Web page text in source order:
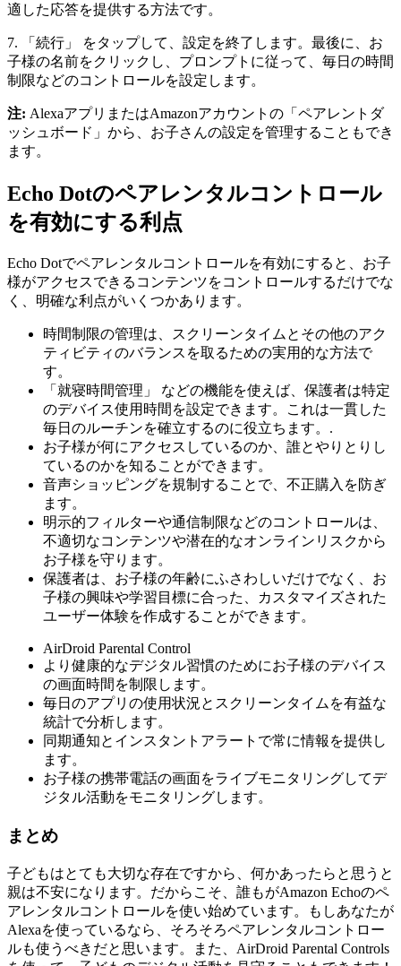
適した応答を提供する方法です。
7. 「続行」 をタップして、設定を終了します。最後に、お
子様の名前をクリックし、プロンプトに従って、毎日の時間
制限などのコントロールを設定します。
注: AlexaアプリまたはAmazonアカウントの「ペアレントダ
ッシュボード」から、お子さんの設定を管理することもでき
ます。
Echo Dotのペアレンタルコントロール
を有効にする利点
Echo Dotでペアレンタルコントロールを有効にすると、お子
様がアクセスできるコンテンツをコントロールするだけでな
く、明確な利点がいくつかあります。
時間制限の管理は、スクリーンタイムとその他のアク
ティビティのバランスを取るための実用的な方法で
す。
「就寝時間管理」 などの機能を使えば、保護者は特定
のデバイス使用時間を設定できます。これは一貫した
毎日のルーチンを確立するのに役立ちます。.
お子様が何にアクセスしているのか、誰とやりとりし
ているのかを知ることができます。
音声ショッピングを規制することで、不正購入を防ぎ
ます。
明示的フィルターや通信制限などのコントロールは、
不適切なコンテンツや潜在的なオンラインリスクから
お子様を守ります。
保護者は、お子様の年齢にふさわしいだけでなく、お
子様の興味や学習目標に合った、カスタマイズされた
ユーザー体験を作成することができます。
AirDroid Parental Control
より健康的なデジタル習慣のためにお子様のデバイス
の画面時間を制限します。
毎日のアプリの使用状況とスクリーンタイムを有益な
統計で分析します。
同期通知とインスタントアラートで常に情報を提供し
ます。
お子様の携帯電話の画面をライブモニタリングしてデ
ジタル活動をモニタリングします。
まとめ
子どもはとても大切な存在ですから、何かあったらと思うと
親は不安になります。だからこそ、誰もがAmazon Echoのペ
アレンタルコントロールを使い始めています。もしあなたが
Alexaを使っているなら、そろそろペアレンタルコントロー
ルも使うべきだと思います。また、AirDroid Parental Controls